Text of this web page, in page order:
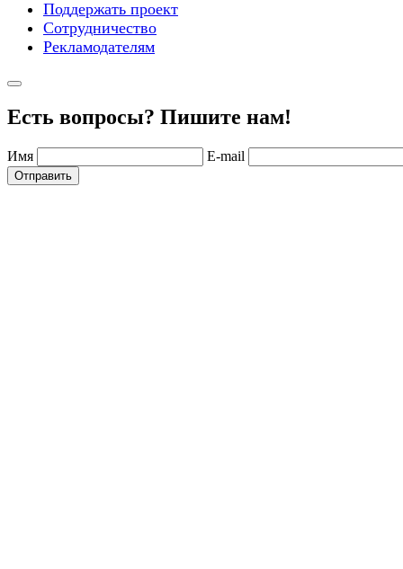
Поддержать проект
Сотрудничество
Рекламодателям
Есть вопросы? Пишите нам!
Имя E-mail